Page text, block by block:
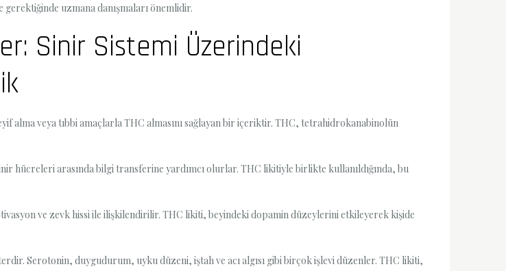
uzmana danışmaları önemlidir.
Sinir Sistemi Üzerindeki
alma veya tıbbi amaçlarla THC almasını sağlayan bir içeriktir. THC, tetrahidrokanabinolün
hücreleri arasında bilgi transferine yardımcı olurlar. THC likitiyle birlikte kullanıldığında, bu
ve zevk hissi ile ilişkilendirilir. THC likiti, beyindeki dopamin düzeylerini etkileyerek kişide
Serotonin, duygudurum, uyku düzeni, iştah ve acı algısı gibi birçok işlevi düzenler. THC likiti,